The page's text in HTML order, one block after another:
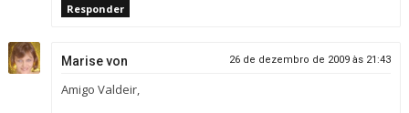
Responder
Marise von 26 de dezembro de 2009 às 21:43
Amigo Valdeir,